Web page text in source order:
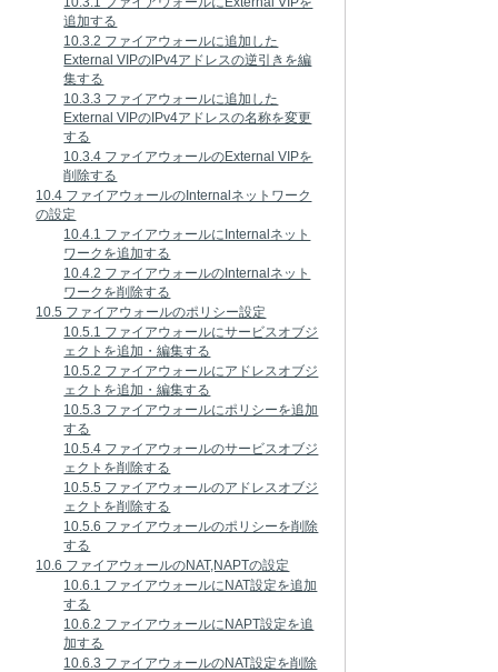
追加する
10.3.2 ファイアウォールに追加した
External VIPのIPv4アドレスの逆引きを編
集する
10.3.3 ファイアウォールに追加した
External VIPのIPv4アドレスの名称を変更
する
10.3.4 ファイアウォールのExternal VIPを
削除する
10.4 ファイアウォールのInternalネットワーク
の設定
10.4.1 ファイアウォールにInternalネット
ワークを追加する
10.4.2 ファイアウォールのInternalネット
ワークを削除する
10.5 ファイアウォールのポリシー設定
10.5.1 ファイアウォールにサービスオブジ
ェクトを追加・編集する
10.5.2 ファイアウォールにアドレスオブジ
ェクトを追加・編集する
10.5.3 ファイアウォールにポリシーを追加
する
10.5.4 ファイアウォールのサービスオブジ
ェクトを削除する
10.5.5 ファイアウォールのアドレスオブジ
ェクトを削除する
10.5.6 ファイアウォールのポリシーを削除
する
10.6 ファイアウォールのNAT,NAPTの設定
10.6.1 ファイアウォールにNAT設定を追加
する
10.6.2 ファイアウォールにNAPT設定を追
加する
10.6.3 ファイアウォールのNAT設定を削除